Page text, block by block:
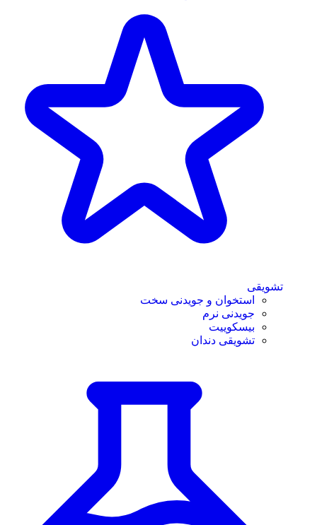
تشویقی
استخوان و جویدنی سخت
جویدنی نرم
بیسکوییت
تشویقی دندان